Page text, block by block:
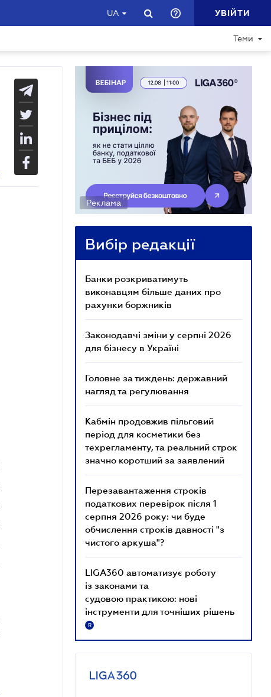
UA УВІЙТИ
Теми
Реклама
Вибір редакції
Банки розкриватимуть
виконавцям більше даних про
рахунки боржників
Законодавчі зміни у серпні 2026
для бізнесу в Україні
Головне за тиждень: державний
нагляд та регулювання
Кабмін продовжив пільговий
період для косметики без
техрегламенту, та реальний строк
значно коротший за заявлений
Перезавантаження строків
податкових перевірок після 1
серпня 2026 року: чи буде
обчислення строків давності "з
чистого аркуша"?
LIGA360 автоматизує роботу
із законами та
судовою практикою: нові
інструменти для точніших рішень
R